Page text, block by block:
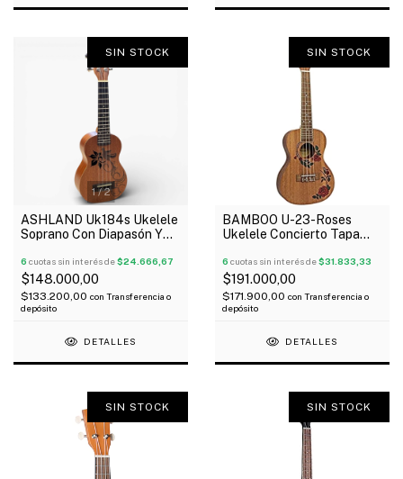
1/2
SIN STOCK
ASHLAND Uk184s Ukelele
Soprano Con Diapasón Y
Okoume
6 cuotas sin interés de$24.666,67
$148.000,00
$133.200,00 con Transferencia o
depósito
DETALLES
SIN STOCK
BAMBOO U-23-Roses
Ukelele Concierto Tapa
6 cuotas sin interés de$31.833,33
$191.000,00
$171.900,00 con Transferencia o
depósito
DETALLES
SIN STOCK SIN STOCK